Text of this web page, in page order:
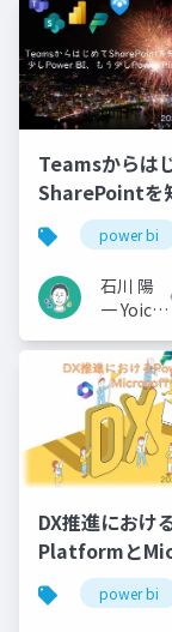
Teamsからは
SharePointを
しPower BI、
Power
power bi
石川 陽
一 Yoichi
DX推進におけ
Platformと
365の活用戦略
power bi